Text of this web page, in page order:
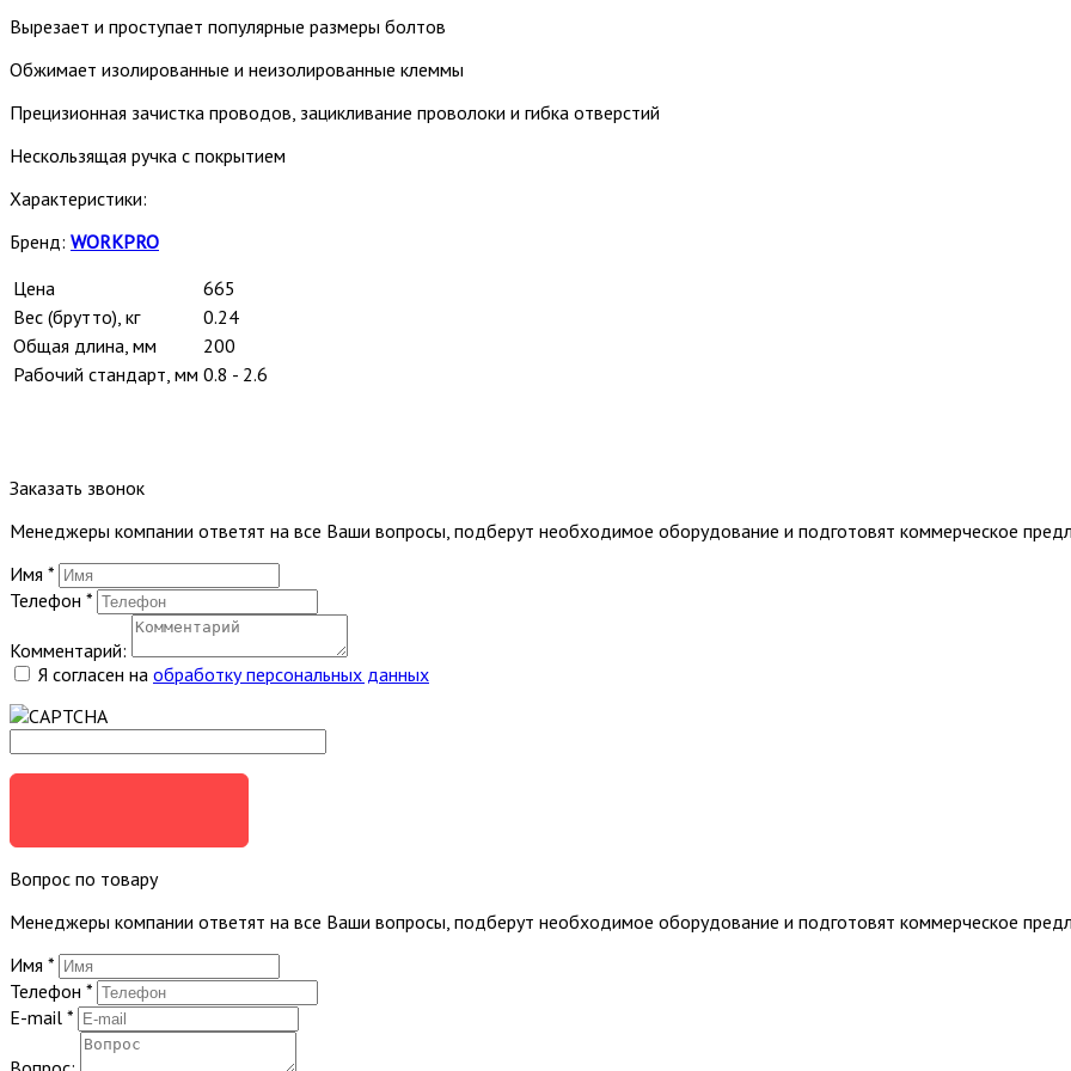
Вырезает и проступает популярные размеры болтов
Обжимает изолированные и неизолированные клеммы
Прецизионная зачистка проводов, зацикливание проволоки и гибка отверстий
Нескользящая ручка с покрытием
Характеристики:
Бренд: WORKPRO
Цена
665
Вес (брутто), кг
0.24
Общая длина, мм
200
Рабочий стандарт, мм 0.8 - 2.6
Заказать звонок
Менеджеры компании ответят на все Ваши вопросы, подберут необходимое оборудование и подготовят коммерческое
Имя *
Телефон *
Комментарий:
Я согласен на обработку персональных данных
Вопрос по товару
Менеджеры компании ответят на все Ваши вопросы, подберут необходимое оборудование и подготовят коммерческое
Имя *
Телефон *
E-mail *